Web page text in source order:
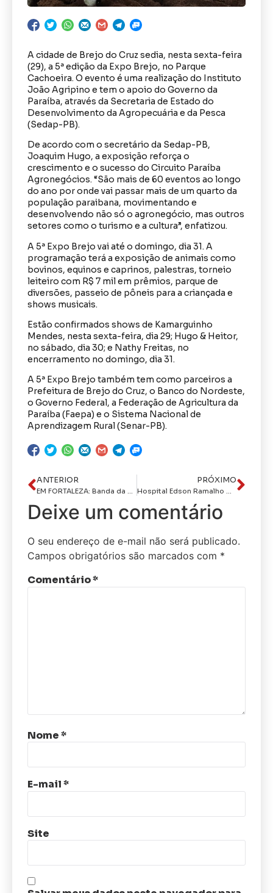
A cidade de Brejo do Cruz sedia, nesta sexta-feira
(29), a 5ª edição da Expo Brejo, no Parque
Cachoeira. O evento é uma realização do Instituto
João Agripino e tem o apoio do Governo da
Paraíba, através da Secretaria de Estado do
Desenvolvimento da Agropecuária e da Pesca
(Sedap-PB).
De acordo com o secretário da Sedap-PB,
Joaquim Hugo, a exposição reforça o
crescimento e o sucesso do Circuito Paraíba
Agronegócios. “São mais de 60 eventos ao longo
do ano por onde vai passar mais de um quarto da
população paraibana, movimentando e
desenvolvendo não só o agronegócio, mas outros
setores como o turismo e a cultura”, enfatizou.
A 5ª Expo Brejo vai até o domingo, dia 31. A
programação terá a exposição de animais como
bovinos, equinos e caprinos, palestras, torneio
leiteiro com R$ 7 mil em prêmios, parque de
diversões, passeio de pôneis para a criançada e
shows musicais.
Estão confirmados shows de Kamarguinho
Mendes, nesta sexta-feira, dia 29; Hugo & Heitor,
no sábado, dia 30; e Nathy Freitas, no
encerramento no domingo, dia 31.
A 5ª Expo Brejo também tem como parceiros a
Prefeitura de Brejo do Cruz, o Banco do Nordeste,
o Governo Federal, a Federação de Agricultura da
Paraíba (Faepa) e o Sistema Nacional de
Aprendizagem Rural (Senar-PB).
ANTERIOR
EM FORTALEZA: Banda da PCPB é destaque no 4º Encontro Nacional de Tecnologia e Inteligência para Líderes e Gestores da Polícia Civil
PRÓXIMO
Hospital Edson Ramalho moderniza fluxo de urgência com Fast Track e agiliza atendimento de pacientes
Deixe um comentário
O seu endereço de e-mail não será publicado.
Campos obrigatórios são marcados com *
Comentário*
Nome*
E-mail*
Site